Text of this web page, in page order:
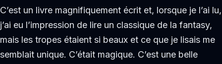
C’est un livre magnifiquement écrit et, lorsque je l’ai lu,
j’ai eu l’impression de lire un classique de la fantasy,
mais les tropes étaient si beaux et ce que je lisais me
semblait unique. C’était magique. C’est une belle